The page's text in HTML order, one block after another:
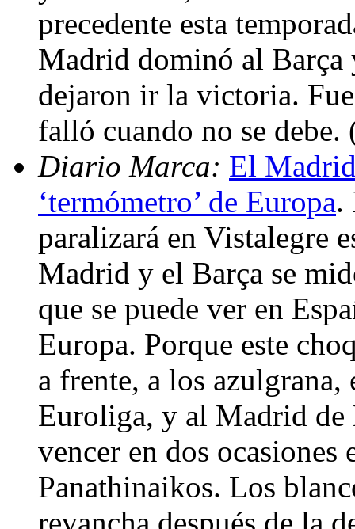
precedente esta
Madrid dominó al Barça
dejaron ir la victoria.
falló cuando no se
Diario Marca: El
‘termómetro’ de Europa.
paralizará en Vistalegre
Madrid y el Barça se
que se puede ver en
Europa. Porque este
a frente, a los
Euroliga, y al Madrid de
vencer en dos ocasiones
Panathinaikos. Los
revancha después de la